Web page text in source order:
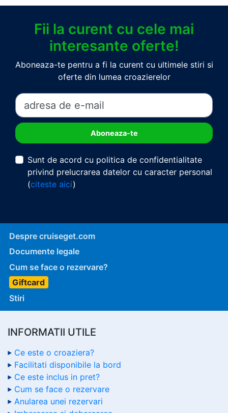
Fii la curent cu cele mai
interesante oferte!
Aboneaza-te pentru a fi la curent cu ultimele stiri si
oferte din lumea croazierelor
Sunt de acord cu politica de confidentialitate
privind prelucrarea datelor cu caracter personal
(citeste aici)
Despre cruiseget.com
Documente legale
Cum se face o rezervare?
Giftcard
Stiri
INFORMATII UTILE
Ce este o croaziera?
Facilitati disponibile la bord
Ce este inclus in pret?
Cum se face o rezervare
Anularea unei rezervari